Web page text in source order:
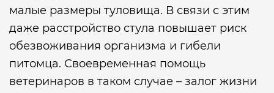
малые размеры туловища. В связи с этим
даже расстройство стула повышает риск
обезвоживания организма и гибели
питомца. Своевременная помощь
ветеринаров в таком случае – залог жизни